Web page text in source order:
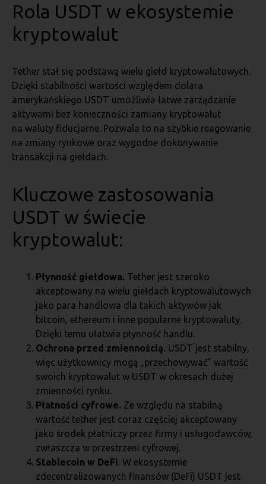
Rola USDT w ekosystemie
kryptowalut
Tether stał się podstawą wielu giełd kryptowalutowych.
Dzięki stabilności wartości względem dolara
amerykańskiego USDT umożliwia łatwe zarządzanie
aktywami bez konieczności zamiany kryptowalut
na waluty fiducjarne. Pozwala to na szybkie reagowanie
na zmiany rynkowe oraz wygodne dokonywanie
transakcji na giełdach.
Kluczowe zastosowania
USDT w świecie
kryptowalut:
Płynność giełdowa. Tether jest szeroko
akceptowany na wielu giełdach kryptowalutowych
jako para handlowa dla takich aktywów jak
bitcoin, ethereum i inne popularne kryptowaluty.
Dzięki temu ułatwia płynność handlu.
Ochrona przed zmiennością. USDT jest stabilny,
więc użytkownicy mogą „przechowywać” wartość
swoich kryptowalut w USDT w okresach dużej
zmienności rynku.
Płatności cyfrowe. Ze względu na stabilną
wartość tether jest coraz częściej akceptowany
jako środek płatniczy przez firmy i usługodawców,
zwłaszcza w przestrzeni cyfrowej.
Stablecoin w DeFi. W ekosystemie
zdecentralizowanych finansów (DeFi) USDT jest